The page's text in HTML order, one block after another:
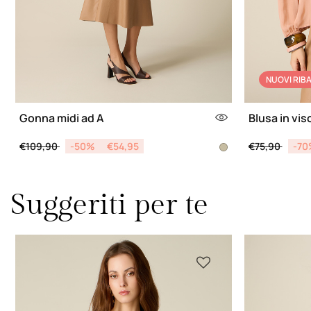
Gonna midi ad A
Price reduced from
€109,90to -50% €54,95
NUOVI
Blusa in
Price
€75,90to -
Suggeriti per te